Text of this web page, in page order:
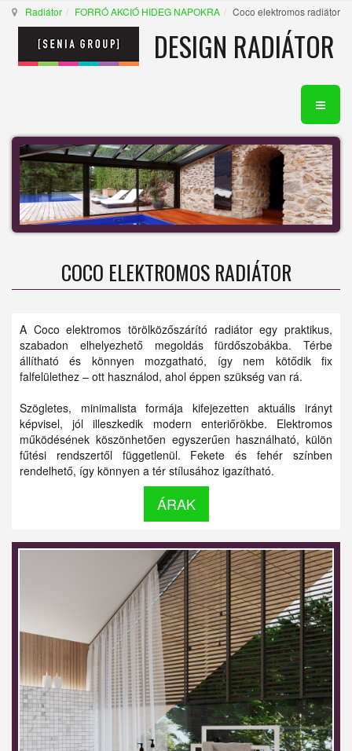
Radiátor FORRÓ AKCIÓ HIDEG NAPOKRA Coco elektromos radiátor
DESIGN RADIÁTOR
COCO ELEKTROMOS RADIÁTOR
A Coco elektromos törölközőszárító radiátor egy praktikus,
szabadon elhelyezhető megoldás fürdőszobákba. Térbe
állítható és könnyen mozgatható, így nem kötődik fix
falfelülethez – ott használod, ahol éppen szükség van rá.
Szögletes, minimalista formája kifejezetten aktuális irányt
képvisel, jól illeszkedik modern enteriőrökbe. Elektromos
működésének köszönhetően egyszerűen használható, külön
fűtési rendszertől függetlenül. Fekete és fehér színben
rendelhető, így könnyen a tér stílusához igazítható.
ÁRAK